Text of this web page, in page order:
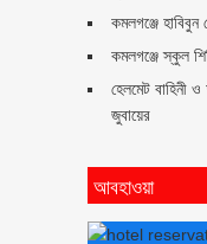
কমলগঞ্জে হাবিবুন
কমলগঞ্জে স্কুল
হেলমেট বাহিনী
জুবায়ের
আবহাওয়া